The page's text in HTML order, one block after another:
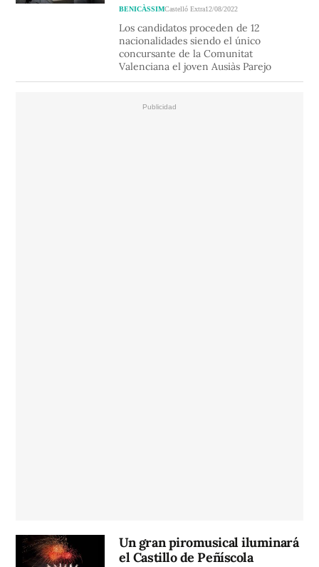
BENICÀSSIMCastelló Extra12/08/2022
Los candidatos proceden de 12
nacionalidades siendo el único
concursante de la Comunitat
Valenciana el joven Ausiàs Parejo
Un gran piromusical iluminará
el Castillo de Peñíscola